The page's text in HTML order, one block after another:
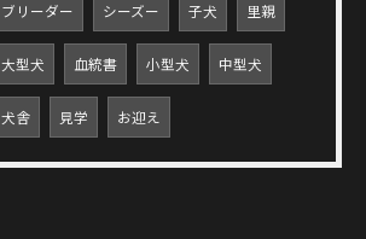
ブリーダー シーズー 子犬 里親
大型犬 血統書 小型犬 中型犬
犬舎 見学 お迎え